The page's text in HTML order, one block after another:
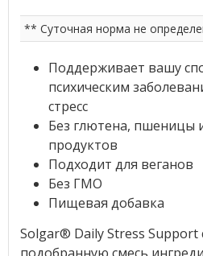
** Суточная норма не
Поддерживает вашу
психическим
стресс
Без глютена, пшеницы
продуктов
Подходит для веганов
Без ГМО
Пищевая добавка
Solgar® Daily Stress